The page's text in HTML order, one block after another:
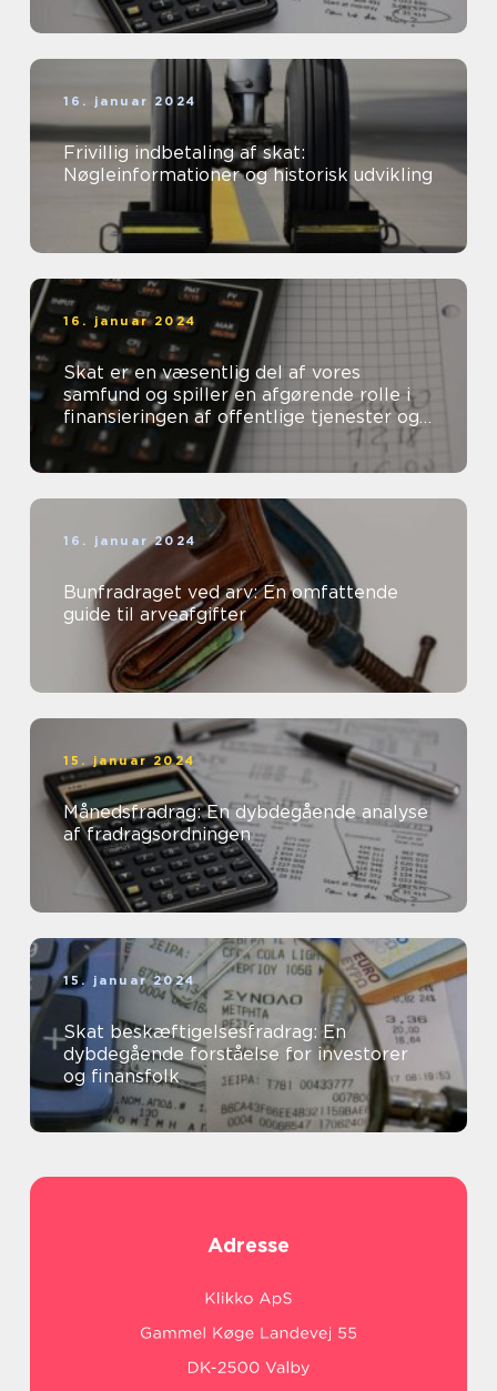
16. januar 2024
Frivillig indbetaling af skat:
Nøgleinformationer og historisk udvikling
16. januar 2024
Skat er en væsentlig del af vores
samfund og spiller en afgørende rolle i
finansieringen af offentlige tjenester og
velfærdsydelser
16. januar 2024
Bunfradraget ved arv: En omfattende
guide til arveafgifter
15. januar 2024
Månedsfradrag: En dybdegående analyse
af fradragsordningen
15. januar 2024
Skat beskæftigelsesfradrag: En
dybdegående forståelse for investorer
og finansfolk
Adresse